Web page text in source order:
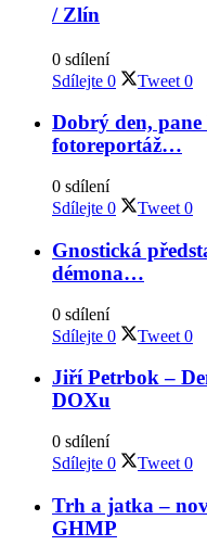
/ Zlín
0 sdílení
Sdílejte 0 Tweet 0
Dobrý den,
fotoreportáž…
0 sdílení
Sdílejte 0 Tweet 0
Gnostická
démona…
0 sdílení
Sdílejte 0 Tweet 0
Jiří Petrbok –
DOXu
0 sdílení
Sdílejte 0 Tweet 0
Trh a jatka –
GHMP